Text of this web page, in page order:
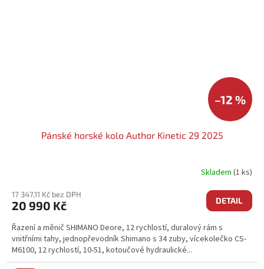
–12 %
Pánské horské kolo Author Kinetic 29 2025
Skladem (1 ks)
17 347,11 Kč bez DPH
20 990 Kč DETAIL
Řazení a měnič SHIMANO Deore, 12 rychlostí, duralový rám s
vnitřními tahy, jednopřevodník Shimano s 34 zuby, vícekolečko CS-
M6100, 12 rychlostí, 10-51, kotoučové hydraulické...